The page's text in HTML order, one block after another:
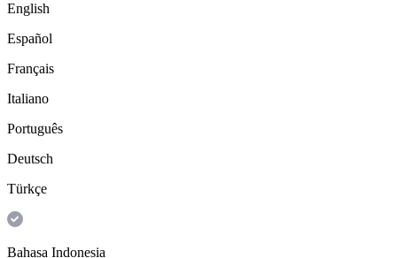
English
Español
Français
Italiano
Português
Deutsch
Türkçe
Bahasa Indonesia